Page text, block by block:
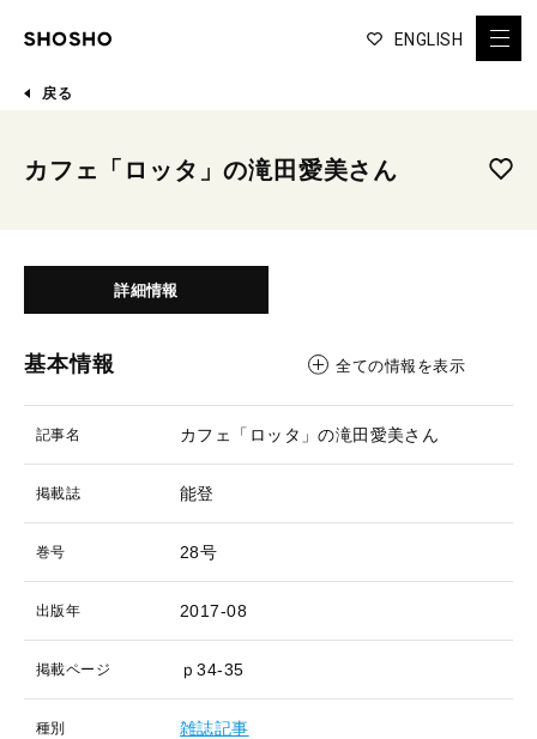
ENGLISH
戻る
カフェ「ロッタ」の滝田愛美さん
詳細情報
基本情報 全ての情報を表示
記事名 カフェ「ロッタ」の滝田愛美さん
掲載誌 能登
巻号 28号
出版年 2017-08
掲載ページ ｐ34-35
種別 雑誌記事